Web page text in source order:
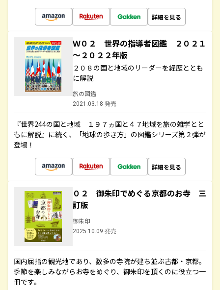
詳細を見る
Ｗ０２ 世界の指導者図鑑 ２０２１
～２０２２年版
２０８の国と地域のリーダーを経歴ととも
に解説
旅の図鑑
2021.03.18 発売
『世界244の国と地域 １９７ヵ国と４７地域を旅の雑学とと
もに解説』に続く、「地球の歩き方」の図鑑シリーズ第２弾が
登場！
詳細を見る
０２ 御朱印でめぐる京都のお寺 三
訂版
御朱印
2025.10.09 発売
国内屈指の観光地であり、数多の寺院が建ち並ぶ古都・京都。
季節を楽しみながらお寺をめぐり、御朱印を頂くのに役立つ一
冊です。